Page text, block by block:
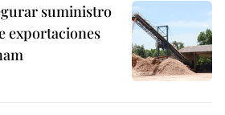
suministro
exportaciones